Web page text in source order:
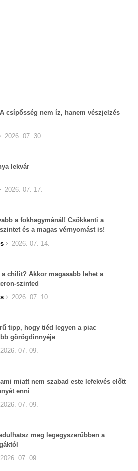
csípősség nem íz, hanem vészjelzés
2026. 07. 30.
lekvár
2026. 07. 17.
a fokhagymánál! Csökkenti a
és a magas vérnyomást is!
2026. 07. 14.
a chilit? Akkor magasabb lehet a
szinted
2026. 07. 10.
tipp, hogy tiéd legyen a piac
görögdinnyéje
2026. 07. 09.
miatt nem szabad este lefekvés előtt
enni
2026. 07. 09.
meg legegyszerűbben a
2026. 07. 09.